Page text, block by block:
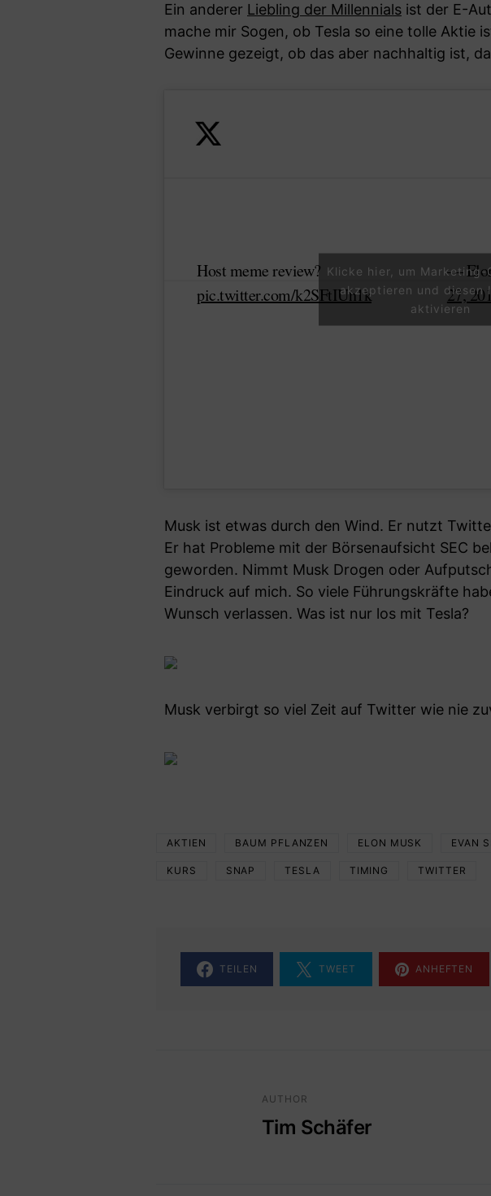
Ein anderer Liebling der Millennials ist der E-
mache mir Sogen, ob Tesla so eine tolle Aktie
Gewinne gezeigt, ob das aber nachhaltig ist,
Host meme review?
pic.twitter.com/k2SFtIUh1k
—
27,
Klicke hier, um Marketing-
akzeptieren und diesen
aktivieren
Musk ist etwas durch den Wind. Er nutzt
Er hat Probleme mit der Börsenaufsicht SEC
geworden. Nimmt Musk Drogen oder
Eindruck auf mich. So viele Führungskräfte
Wunsch verlassen. Was ist nur los mit Tesla?
Musk verbirgt so viel Zeit auf Twitter wie nie
AKTIEN BAUM PFLANZEN ELON MUSK EVAN
KURS SNAP TESLA TIMING TWITTER
TEILEN TWEET ANHEFTEN
AUTHOR
Tim Schäfer